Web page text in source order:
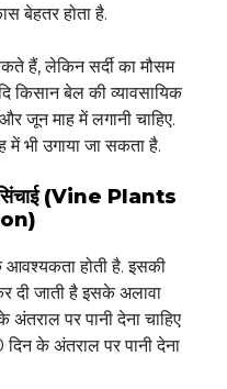
बेहतर होता है.
हैं, लेकिन सर्दी का मौसम
किसान बेल की व्यावसायिक
जून माह में लगानी चाहिए.
में भी उगाया जा सकता है.
(Vine Plants
होती है. इसकी
दी जाती है इसके अलावा
अंतराल पर पानी देना चाहिए
के अंतराल पर पानी देना